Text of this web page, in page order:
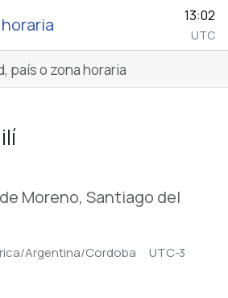
13:02
UTC
Moreno, Santiago del
Argentina/Cordoba UTC-3